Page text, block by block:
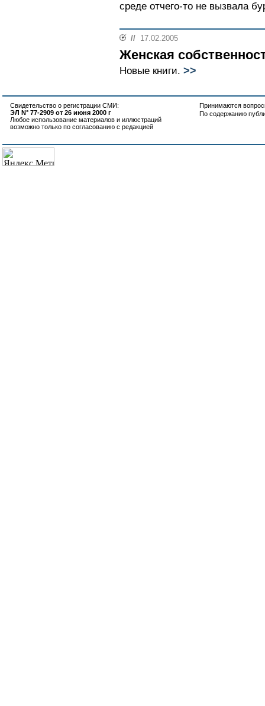
среде отчего-то не вызвала
// 17.02.2005
Женская
Новые книги. >>
Свидетельство о регистрации СМИ:
ЭЛ N° 77-2909 от 26 июня 2000 г
Любое использование материалов и иллюстраций
возможно только по согласованию с редакцией
Принимаются
По содержанию